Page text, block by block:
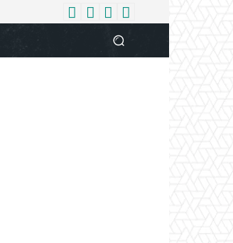
बिजनेस आपकी आवाज